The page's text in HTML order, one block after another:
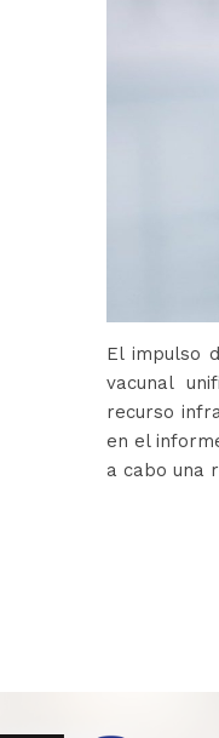
El impulso
vacunal
recurso
en el
a cabo una